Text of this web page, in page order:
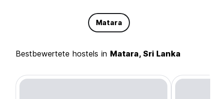
Matara
Bestbewertete hostels in Matara, Sri Lanka